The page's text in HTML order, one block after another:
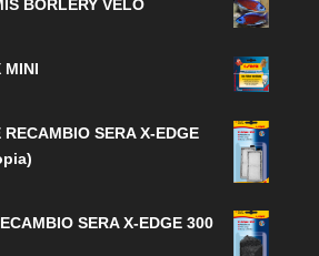
BORLERY VELO
MINI
SERA X-EDGE
SERA X-EDGE 300